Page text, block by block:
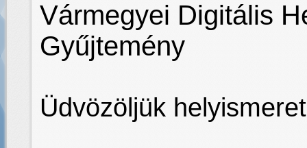
Vármegyei Digitális
Gyűjtemény
Üdvözöljük